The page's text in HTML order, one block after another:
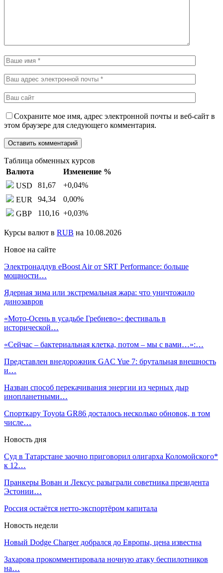
Сохраните мое имя, адрес электронной почты и веб-сайт в
этом браузере для следующего комментария.
Таблица обменных курсов
Валюта
Изменение %
USD
81,67 +0,04%
EUR
94,34 0,00%
GBP
110,16 +0,03%
Курсы валют в RUB на 10.08.2026
Новое на сайте
Электронаддув eBoost Air от SRT Performance: больше
мощности…
Ядерная зима или экстремальная жара: что уничтожило
динозавров
«Мото-Осень в усадьбе Гребнево»: фестиваль в
исторической…
«Сейчас – бактериальная клетка, потом – мы с вами…»:…
Представлен внедорожник GAC Yue 7: брутальная внешность
и…
Назван способ перекачивания энергии из черных дыр
инопланетными…
Спорткару Toyota GR86 досталось несколько обновок, в том
числе…
Новость дня
Суд в Татарстане заочно приговорил олигарха Коломойского*
к 12…
Пранкеры Вован и Лексус разыграли советника президента
Эстонии…
Россия остаётся нетто-экспортёром капитала
Новость недели
Новый Dodge Charger добрался до Европы, цена известна
Захарова прокомментировала ночную атаку беспилотников
на…